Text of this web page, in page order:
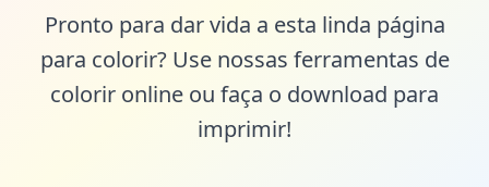
Pronto para dar vida a esta linda página
para colorir? Use nossas ferramentas de
colorir online ou faça o download para
imprimir!